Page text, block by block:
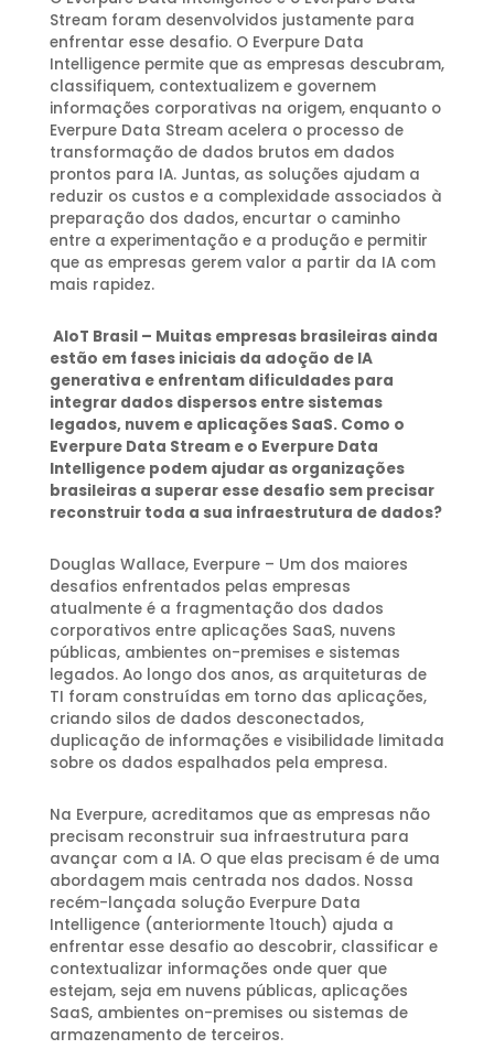
Stream foram desenvolvidos justamente para
enfrentar esse desafio. O Everpure Data
Intelligence permite que as empresas descubram,
classifiquem, contextualizem e governem
informações corporativas na origem, enquanto o
Everpure Data Stream acelera o processo de
transformação de dados brutos em dados
prontos para IA. Juntas, as soluções ajudam a
reduzir os custos e a complexidade associados à
preparação dos dados, encurtar o caminho
entre a experimentação e a produção e permitir
que as empresas gerem valor a partir da IA com
mais rapidez.
AIoT Brasil – Muitas empresas brasileiras ainda
estão em fases iniciais da adoção de IA
generativa e enfrentam dificuldades para
integrar dados dispersos entre sistemas
legados, nuvem e aplicações SaaS. Como o
Everpure Data Stream e o Everpure Data
Intelligence podem ajudar as organizações
brasileiras a superar esse desafio sem precisar
reconstruir toda a sua infraestrutura de dados?
Douglas Wallace, Everpure – Um dos maiores
desafios enfrentados pelas empresas
atualmente é a fragmentação dos dados
corporativos entre aplicações SaaS, nuvens
públicas, ambientes on-premises e sistemas
legados. Ao longo dos anos, as arquiteturas de
TI foram construídas em torno das aplicações,
criando silos de dados desconectados,
duplicação de informações e visibilidade limitada
sobre os dados espalhados pela empresa.
Na Everpure, acreditamos que as empresas não
precisam reconstruir sua infraestrutura para
avançar com a IA. O que elas precisam é de uma
abordagem mais centrada nos dados. Nossa
recém-lançada solução Everpure Data
Intelligence (anteriormente 1touch) ajuda a
enfrentar esse desafio ao descobrir, classificar e
contextualizar informações onde quer que
estejam, seja em nuvens públicas, aplicações
SaaS, ambientes on-premises ou sistemas de
armazenamento de terceiros.